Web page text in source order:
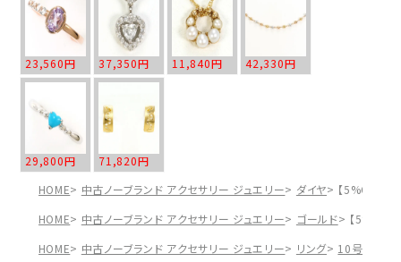
23,560円 37,350円 11,840円 42,330円
29,800円
71,820円
HOME
中古ノーブランド アクセサリー ジュエリー ダイヤ
【5%OFF
HOME
中古ノーブランド アクセサリー ジュエリー ゴールド
【
HOME
中古ノーブランド アクセサリー ジュエリー リング 10号